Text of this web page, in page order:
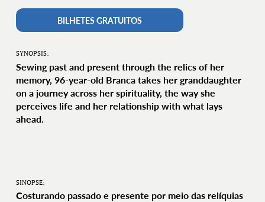
BILHETES GRATUITOS
SINOPSE:
Costurando passado e presente por meio das relíquias
SYNOPSIS:
Sewing past and present through the relics of her
memory, 96-year-old Branca takes her granddaughter
on a journey across her spirituality, the way she
perceives life and her relationship with what lays
ahead.